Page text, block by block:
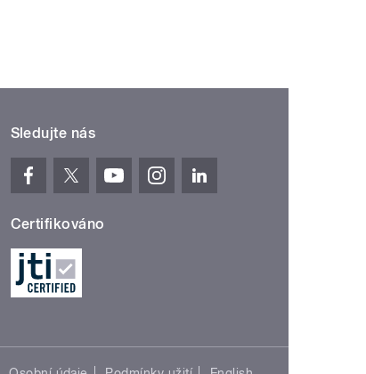
Sledujte nás
Certifikováno